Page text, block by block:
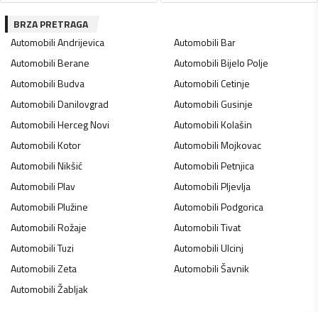
BRZA PRETRAGA
AutomobiliAndrijevica AutomobiliBar
AutomobiliBerane AutomobiliBijelo Polje
AutomobiliBudva AutomobiliCetinje
AutomobiliDanilovgrad AutomobiliGusinje
AutomobiliHerceg Novi AutomobiliKolašin
AutomobiliKotor AutomobiliMojkovac
AutomobiliNikšić AutomobiliPetnjica
AutomobiliPlav AutomobiliPljevlja
AutomobiliPlužine AutomobiliPodgorica
AutomobiliRožaje AutomobiliTivat
AutomobiliTuzi AutomobiliUlcinj
AutomobiliZeta AutomobiliŠavnik
AutomobiliŽabljak